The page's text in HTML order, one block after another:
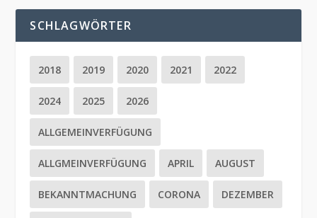
SCHLAGWÖRTER
2018 2019 2020 2021 2022
2024 2025 2026
ALLGEMEINVERFÜGUNG
ALLGMEINVERFÜGUNG APRIL AUGUST
BEKANNTMACHUNG CORONA DEZEMBER